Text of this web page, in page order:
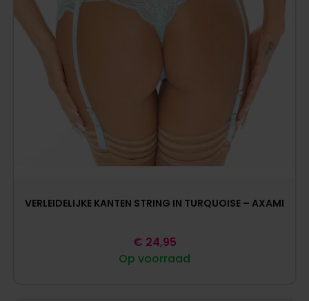
VERLEIDELIJKE KANTEN STRING IN TURQUOISE – AXAMI
Op voorraad
€ 24,95